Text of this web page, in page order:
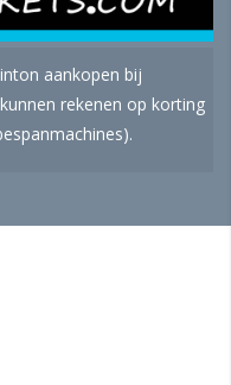
bij
rekenen op korting